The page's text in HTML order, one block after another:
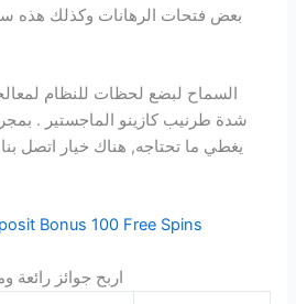
بعض فتحات الرهانات وكذلك هذه
السماح لبضع لحظات للنظام
شدة طرنيب كازينو الماجستير .
يغطي ما تحتاجه, هناك خيار اتصل
Bonus 100 Free Spins
اربح جوائز رائعة